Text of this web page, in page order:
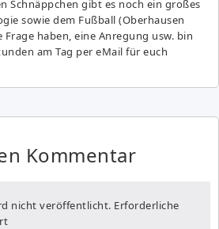
Schnäppchen gibt es noch ein großes
sowie dem Fußball (Oberhausen
haben, eine Anregung usw. bin
am Tag per eMail für euch
Kommentar
nicht veröffentlicht. Erforderliche